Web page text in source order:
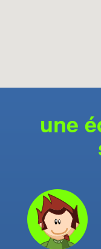
une